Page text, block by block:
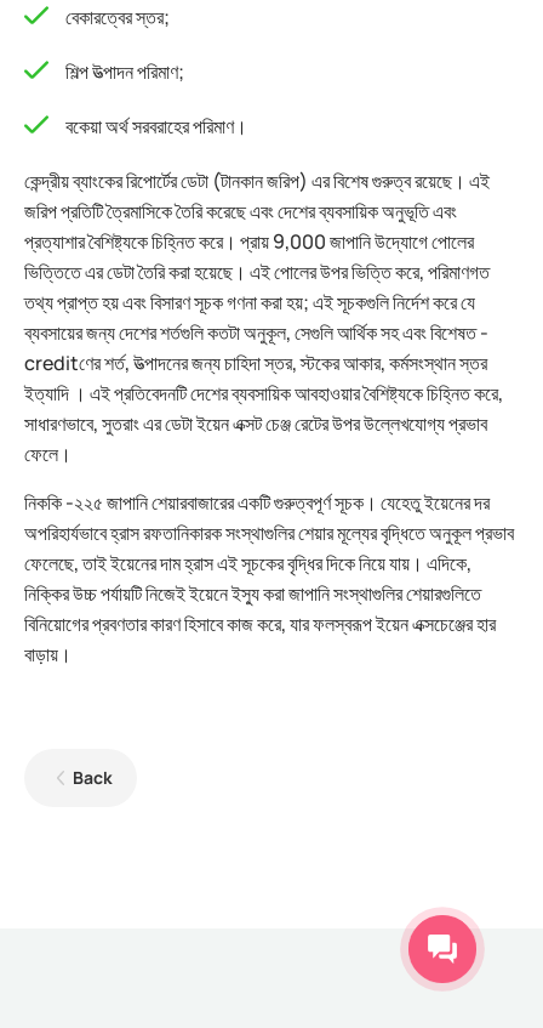
বেকারত্বের স্তর;
শিল্প উত্পাদন পরিমাণ;
বকেয়া অর্থ সরবরাহের পরিমাণ।
কেন্দ্রীয় ব্যাংকের রিপোর্টের ডেটা (টানকান জরিপ) এর বিশেষ গুরুত্ব রয়েছে। এই
জরিপ প্রতিটি ত্রৈমাসিকে তৈরি করেছে এবং দেশের ব্যবসায়িক অনুভূতি এবং
প্রত্যাশার বৈশিষ্ট্যকে চিহ্নিত করে। প্রায় 9,000 জাপানি উদ্যোগে পোলের
ভিত্তিতে এর ডেটা তৈরি করা হয়েছে। এই পোলের উপর ভিত্তি করে, পরিমাণগত
তথ্য প্রাপ্ত হয় এবং বিসারণ সূচক গণনা করা হয়; এই সূচকগুলি নির্দেশ করে যে
ব্যবসায়ের জন্য দেশের শর্তগুলি কতটা অনুকূল, সেগুলি আর্থিক সহ এবং বিশেষত -
creditণের শর্ত, উত্পাদনের জন্য চাহিদা স্তর, স্টকের আকার, কর্মসংস্থান স্তর
ইত্যাদি । এই প্রতিবেদনটি দেশের ব্যবসায়িক আবহাওয়ার বৈশিষ্ট্যকে চিহ্নিত করে,
সাধারণভাবে, সুতরাং এর ডেটা ইয়েন এক্সট চেঞ্জ রেটের উপর উল্লেখযোগ্য প্রভাব
ফেলে।
নিককি -২২৫ জাপানি শেয়ারবাজারের একটি গুরুত্বপূর্ণ সূচক। যেহেতু ইয়েনের দর
অপরিহার্যভাবে হ্রাস রফতানিকারক সংস্থাগুলির শেয়ার মূল্যের বৃদ্ধিতে অনুকূল প্রভাব
ফেলেছে, তাই ইয়েনের দাম হ্রাস এই সূচকের বৃদ্ধির দিকে নিয়ে যায়। এদিকে,
নিক্কির উচ্চ পর্যায়টি নিজেই ইয়েনে ইস্যু করা জাপানি সংস্থাগুলির শেয়ারগুলিতে
বিনিয়োগের প্রবণতার কারণ হিসাবে কাজ করে, যার ফলস্বরূপ ইয়েন এক্সচেঞ্জের হার
বাড়ায়।
Back